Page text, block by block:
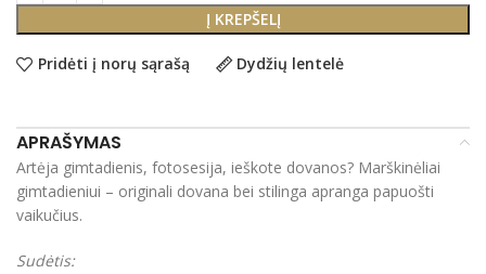
Į KREPŠELĮ
Pridėti į norų sąrašą Dydžių lentelė
APRAŠYMAS
Artėja gimtadienis, fotosesija, ieškote dovanos? Marškinėliai
gimtadieniui – originali dovana bei stilinga apranga papuošti
vaikučius.
Sudėtis: